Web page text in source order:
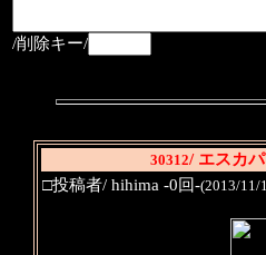
/削除キー/
30312/ エスカ
□投稿者/ hihima -0回-(2013/11/